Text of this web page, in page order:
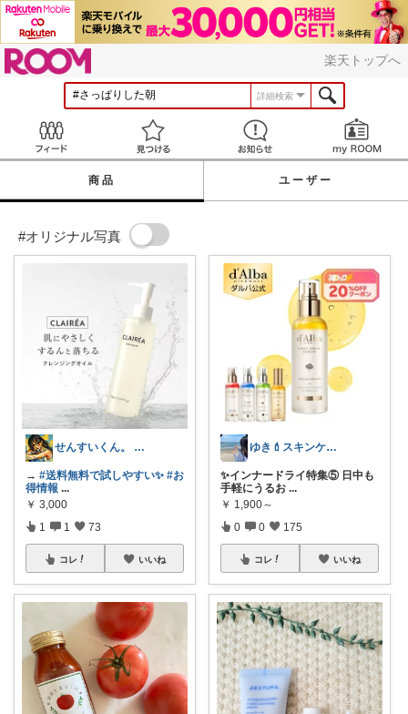
楽天トップへ
詳細検索
見つける お知らせ
商品 ユーザー
#オリジナル写真
せんすいくん。 ＼情報の海へダイブ／
→ #送料無料で試しやすい✨ #お
得情報 ...
￥ 3,000
1 1 73
コレ いいね
ゆき💄スキンケア&メイク
✨インナードライ特集⑤ 日中も
手軽にうるお ...
￥ 1,900～
0 0 175
コレ いいね